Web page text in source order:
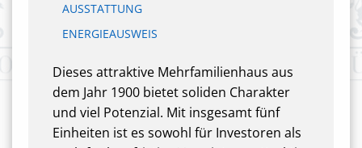
AUSSTATTUNG
ENERGIEAUSWEIS
Dieses attraktive Mehrfamilienhaus aus
dem Jahr 1900 bietet soliden Charakter
und viel Potenzial. Mit insgesamt fünf
Einheiten ist es sowohl für Investoren als